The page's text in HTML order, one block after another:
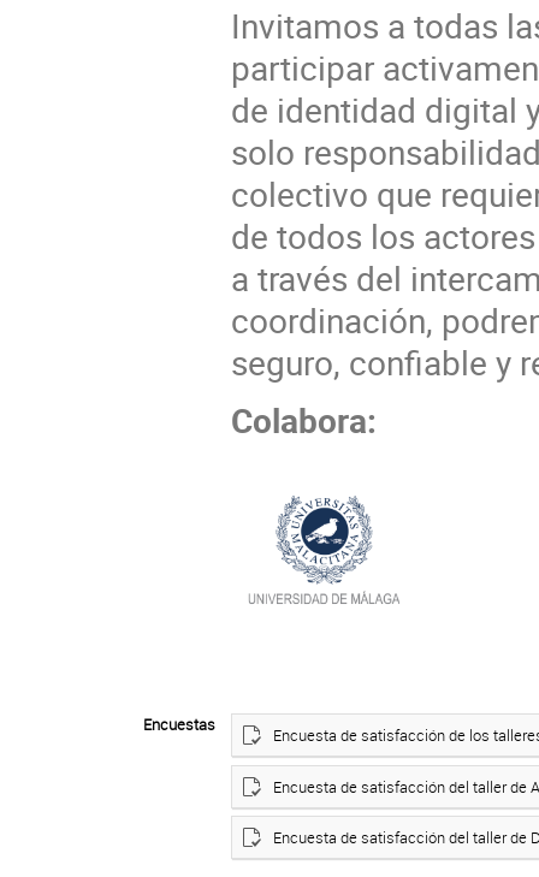
Invitamos a todas
participar
de identidad digital
solo
colectivo que
de todos los
a través del
coordinación,
seguro, confiable y
Colabora:
Encuestas Encuesta de satisfacción de los
Encuesta de satisfacción del taller de
Encuesta de satisfacción del taller de